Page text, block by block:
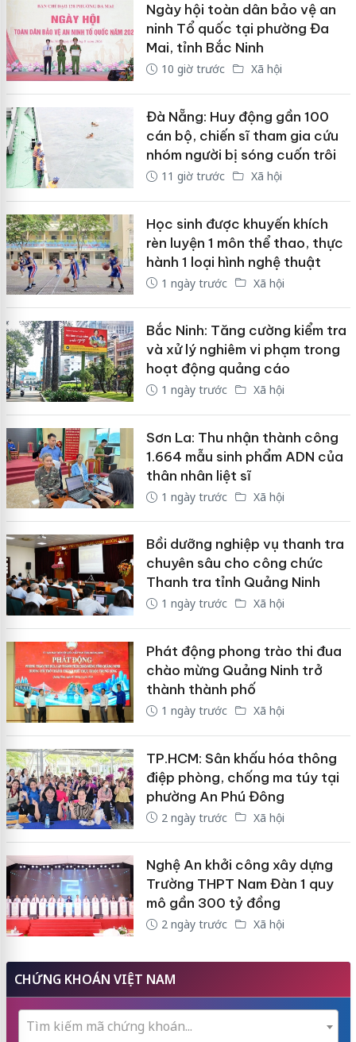
Ngày hội toàn dân bảo vệ an
ninh Tổ quốc tại phường Đa
Mai, tỉnh Bắc Ninh
10 giờ trước Xã hội
Đà Nẵng: Huy động gần 100
cán bộ, chiến sĩ tham gia cứu
nhóm người bị sóng cuốn trôi
11 giờ trước Xã hội
Học sinh được khuyến khích
rèn luyện 1 môn thể thao, thực
hành 1 loại hình nghệ thuật
1 ngày trước Xã hội
Bắc Ninh: Tăng cường kiểm tra
và xử lý nghiêm vi phạm trong
hoạt động quảng cáo
1 ngày trước Xã hội
Sơn La: Thu nhận thành công
1.664 mẫu sinh phẩm ADN của
thân nhân liệt sĩ
1 ngày trước Xã hội
Bồi dưỡng nghiệp vụ thanh tra
chuyên sâu cho công chức
Thanh tra tỉnh Quảng Ninh
1 ngày trước Xã hội
Phát động phong trào thi đua
chào mừng Quảng Ninh trở
thành thành phố
1 ngày trước Xã hội
TP.HCM: Sân khấu hóa thông
điệp phòng, chống ma túy tại
phường An Phú Đông
2 ngày trước Xã hội
Nghệ An khởi công xây dựng
Trường THPT Nam Đàn 1 quy
mô gần 300 tỷ đồng
2 ngày trước Xã hội
CHỨNG KHOÁN VIỆT NAM
Tìm kiếm mã chứng khoán...